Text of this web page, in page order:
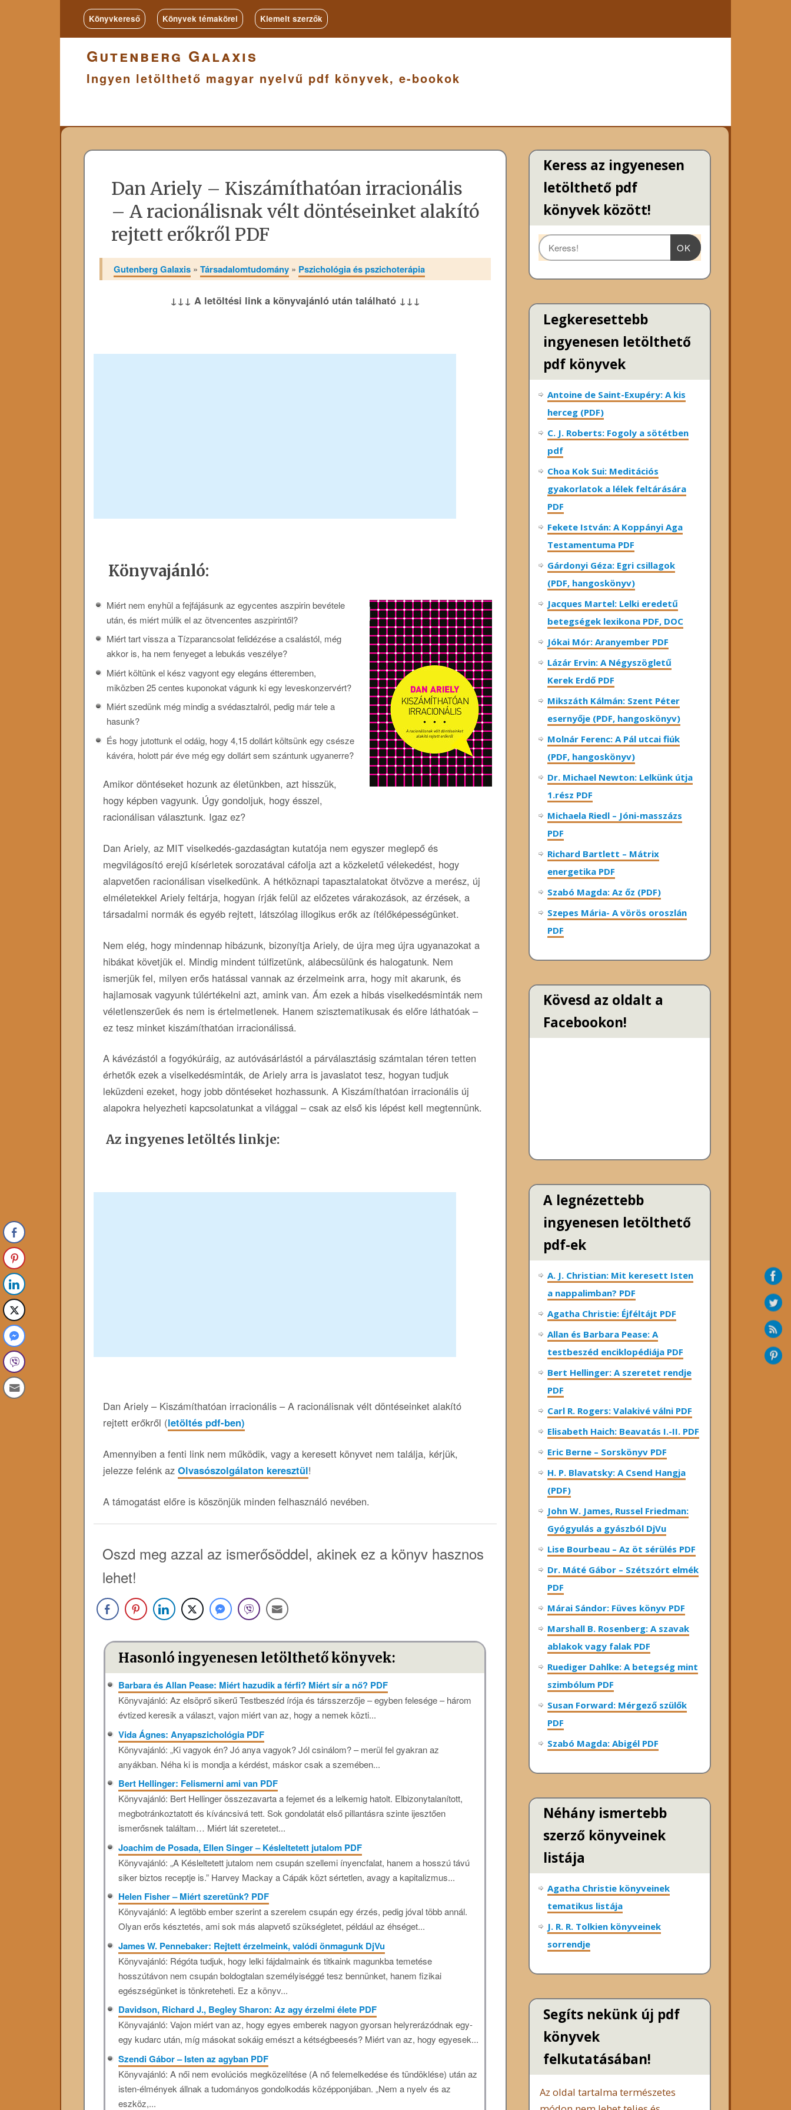
Könyvkereső Könyvek témakörei Kiemelt szerzők
Gutenberg Galaxis
Ingyen letölthető magyar nyelvű pdf könyvek, e-bookok
Dan Ariely – Kiszámíthatóan irracionális
– A racionálisnak vélt döntéseinket alakító
rejtett erőkről PDF
Gutenberg Galaxis »Társadalomtudomány » Pszichológia és pszichoterápia
↓↓↓ A letöltési link a könyvajánló után található ↓↓↓
Könyvajánló:
Miért nem enyhül a fejfájásunk az egycentes aszpirin bevétele
után, és miért múlik el az ötvencentes aszpirintől?
Miért tart vissza a Tízparancsolat felidézése a csalástól, még
akkor is, ha nem fenyeget a lebukás veszélye?
Miért költünk el kész vagyont egy elegáns étteremben,
miközben 25 centes kuponokat vágunk ki egy leveskonzervért?
Miért szedünk még mindig a svédasztalról, pedig már tele a
hasunk?
És hogy jutottunk el odáig, hogy 4,15 dollárt költsünk egy csésze
kávéra, holott pár éve még egy dollárt sem szántunk ugyanerre?
Amikor döntéseket hozunk az életünkben, azt hisszük,
hogy képben vagyunk. Úgy gondoljuk, hogy ésszel,
racionálisan választunk. Igaz ez?
Dan Ariely, az MIT viselkedés-gazdaságtan kutatója nem egyszer meglepő és
megvilágosító erejű kísérletek sorozatával cáfolja azt a közkeletű vélekedést, hogy
alapvetően racionálisan viselkedünk. A hétköznapi tapasztalatokat ötvözve a merész, új
elméletekkel Ariely feltárja, hogyan írják felül az előzetes várakozások, az érzések, a
társadalmi normák és egyéb rejtett, látszólag illogikus erők az ítélőképességünket.
Nem elég, hogy mindennap hibázunk, bizonyítja Ariely, de újra meg újra ugyanazokat a
hibákat követjük el. Mindig mindent túlfizetünk, alábecsülünk és halogatunk. Nem
ismerjük fel, milyen erős hatással vannak az érzelmeink arra, hogy mit akarunk, és
hajlamosak vagyunk túlértékelni azt, amink van. Ám ezek a hibás viselkedésminták nem
véletlenszerűek és nem is értelmetlenek. Hanem szisztematikusak és előre láthatóak –
ez tesz minket kiszámíthatóan irracionálissá.
A kávézástól a fogyókúráig, az autóvásárlástól a párválasztásig számtalan téren tetten
érhetők ezek a viselkedésminták, de Ariely arra is javaslatot tesz, hogyan tudjuk
leküzdeni ezeket, hogy jobb döntéseket hozhassunk. A Kiszámíthatóan irracionális új
alapokra helyezheti kapcsolatunkat a világgal – csak az első kis lépést kell megtennünk.
Az ingyenes letöltés linkje:
Dan Ariely – Kiszámíthatóan irracionális – A racionálisnak vélt döntéseinket alakító
rejtett erőkről (letöltés pdf-ben)
Amennyiben a fenti link nem működik, vagy a keresett könyvet nem találja, kérjük,
jelezze felénk az Olvasószolgálaton keresztül!
A támogatást előre is köszönjük minden felhasználó nevében.
Oszd meg azzal az ismerősöddel, akinek ez a könyv hasznos
lehet!
Hasonló ingyenesen letölthető könyvek:
Barbara és Allan Pease: Miért hazudik a férfi? Miért sír a nő? PDF
Könyvajánló: Az elsöprő sikerű Testbeszéd írója és társszerzője – egyben felesége – három
évtized keresik a választ, vajon miért van az, hogy a nemek közti...
Vida Ágnes: Anyapszichológia PDF
Könyvajánló: „Ki vagyok én? Jó anya vagyok? Jól csinálom? – merül fel gyakran az
anyákban. Néha ki is mondja a kérdést, máskor csak a szemében...
Bert Hellinger: Felismerni ami van PDF
Könyvajánló: Bert Hellinger összezavarta a fejemet és a lelkemig hatolt. Elbizonytalanított,
megbotránkoztatott és kíváncsivá tett. Sok gondolatát első pillantásra szinte ijesztően
ismerősnek találtam… Miért lát szeretetet...
Joachim de Posada, Ellen Singer – Késleltetett jutalom PDF
Könyvajánló: „A Késleltetett jutalom nem csupán szellemi ínyencfalat, hanem a hosszú távú
siker biztos receptje is.” Harvey Mackay a Cápák közt sértetlen, avagy a kapitalizmus...
Helen Fisher – Miért szeretünk? PDF
Könyvajánló: A legtöbb ember szerint a szerelem csupán egy érzés, pedig jóval több annál.
Olyan erős késztetés, ami sok más alapvető szükségletet, például az éhséget...
James W. Pennebaker: Rejtett érzelmeink, valódi önmagunk DjVu
Könyvajánló: Régóta tudjuk, hogy lelki fájdalmaink és titkaink magunkba temetése
hosszútávon nem csupán boldogtalan személyiséggé tesz bennünket, hanem fizikai
egészségünket is tönkreteheti. Ez a könyv...
Davidson, Richard J., Begley Sharon: Az agy érzelmi élete PDF
Könyvajánló: Vajon miért van az, hogy egyes emberek nagyon gyorsan helyrerázódnak egy-
egy kudarc után, míg másokat sokáig emészt a kétségbeesés? Miért van az, hogy egyesek...
Szendi Gábor – Isten az agyban PDF
Könyvajánló: A női nem evolúciós megközelítése (A nő felemelkedése és tündöklése) után az
isten-élmények állnak a tudományos gondolkodás középponjában. „Nem a nyelv és az
eszköz,...
Keress az ingyenesen
letölthető pdf
könyvek között!
OK
Legkeresettebb
ingyenesen letölthető
pdf könyvek
Antoine de Saint-Exupéry: A kis
herceg (PDF)
C. J. Roberts: Fogoly a sötétben
pdf
Choa Kok Sui: Meditációs
gyakorlatok a lélek feltárására
PDF
Fekete István: A Koppányi Aga
Testamentuma PDF
Gárdonyi Géza: Egri csillagok
(PDF, hangoskönyv)
Jacques Martel: Lelki eredetű
betegségek lexikona PDF, DOC
Jókai Mór: Aranyember PDF
Lázár Ervin: A Négyszögletű
Kerek Erdő PDF
Mikszáth Kálmán: Szent Péter
esernyője (PDF, hangoskönyv)
Molnár Ferenc: A Pál utcai fiúk
(PDF, hangoskönyv)
Dr. Michael Newton: Lelkünk útja
1.rész PDF
Michaela Riedl – Jóni-masszázs
PDF
Richard Bartlett – Mátrix
energetika PDF
Szabó Magda: Az őz (PDF)
Szepes Mária- A vörös oroszlán
PDF
Kövesd az oldalt a
Facebookon!
A legnézettebb
ingyenesen letölthető
pdf-ek
A. J. Christian: Mit keresett Isten
a nappalimban? PDF
Agatha Christie: Éjféltájt PDF
Allan és Barbara Pease: A
testbeszéd enciklopédiája PDF
Bert Hellinger: A ​szeretet rendje
PDF
Carl R. Rogers: Valakivé válni PDF
Elisabeth Haich: Beavatás I.-II. PDF
Eric Berne – Sorskönyv PDF
H. P. Blavatsky: A Csend Hangja
(PDF)
John W. James, Russel Friedman:
Gyógyulás a gyászból DjVu
Lise Bourbeau – Az öt sérülés PDF
Dr. Máté Gábor – Szétszórt elmék
PDF
Márai Sándor: Füves könyv PDF
Marshall B. Rosenberg: A szavak
ablakok vagy falak PDF
Ruediger Dahlke: A betegség mint
szimbólum PDF
Susan Forward: Mérgező szülők
PDF
Szabó Magda: Abigél PDF
Néhány ismertebb
szerző könyveinek
listája
Agatha Christie könyveinek
tematikus listája
J. R. R. Tolkien könyveinek
sorrendje
Segíts nekünk új pdf
könyvek
felkutatásában!
Az oldal tartalma természetes